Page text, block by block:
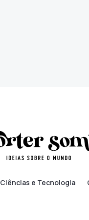
Ciências e Tecnologia